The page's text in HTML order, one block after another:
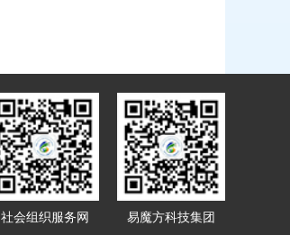
社会组织服务网
易魔方科技集团